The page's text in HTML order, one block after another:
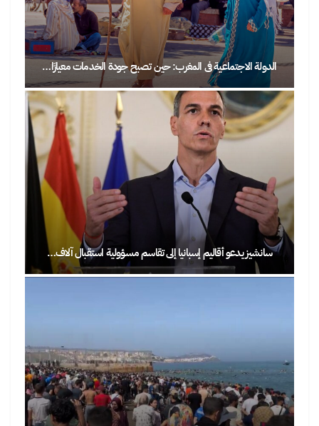
الدولة الاجتماعية في المغرب: حين تصبح جودة الخدمات معيارًا…
سانشيز يدعو أقاليم إسبانيا إلى تقاسم مسؤولية استقبال آلاف…